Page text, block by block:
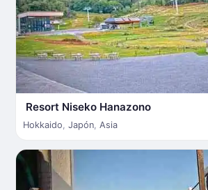
Resort Niseko Hanazono
Hokkaido, Japón, Asia